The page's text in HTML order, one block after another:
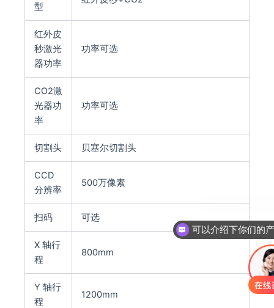
型
红外皮
秒激光
器功率
功率可选
CO2激
光器功
率
功率可选
切割头 贝塞尔切割头
CCD
分辨率
500万像素
扫码 可选
X 轴行
程
800mm
Y 轴行
程
1200mm